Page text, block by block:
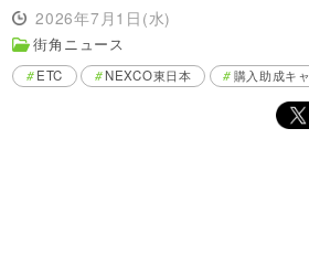
2026年7月1日(水)
街角ニュース
ETC NEXCO東日本 購入助成キ